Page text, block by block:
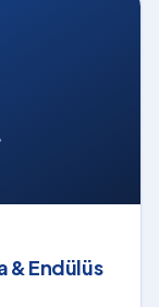
& Endülüs